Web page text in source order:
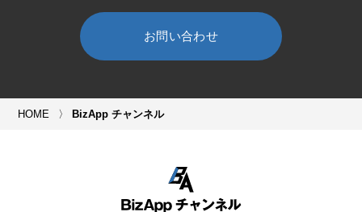
HOME BizApp チャンネル
お問い合わせ